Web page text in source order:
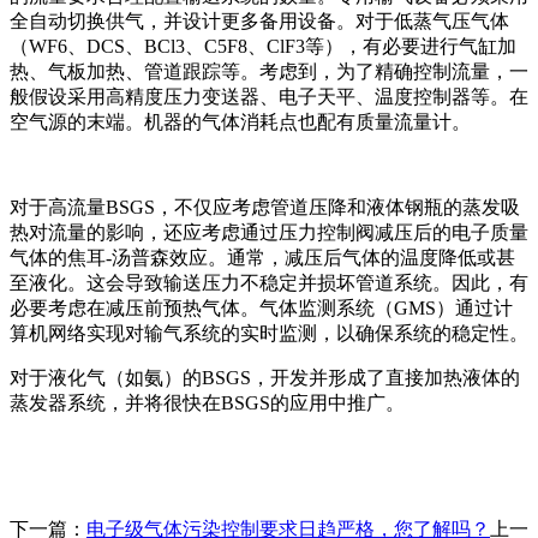
全自动切换供气，并设计更多备用设备。对于低蒸气压气体
（WF6、DCS、BCl3、C5F8、ClF3等），有必要进行气缸加
热、气板加热、管道跟踪等。考虑到，为了精确控制流量，一
般假设采用高精度压力变送器、电子天平、温度控制器等。在
空气源的末端。机器的气体消耗点也配有质量流量计。
对于高流量BSGS，不仅应考虑管道压降和液体钢瓶的蒸发吸
热对流量的影响，还应考虑通过压力控制阀减压后的电子质量
气体的焦耳-汤普森效应。通常，减压后气体的温度降低或甚
至液化。这会导致输送压力不稳定并损坏管道系统。因此，有
必要考虑在减压前预热气体。气体监测系统（GMS）通过计
算机网络实现对输气系统的实时监测，以确保系统的稳定性。
对于液化气（如氨）的BSGS，开发并形成了直接加热液体的
蒸发器系统，并将很快在BSGS的应用中推广。
下一篇： 电子级气体污染控制要求日趋严格，您了解吗？ 上一